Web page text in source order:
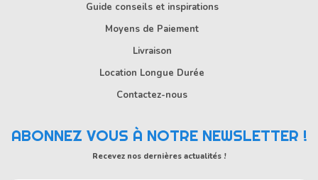
Guide conseils et inspirations
Moyens de Paiement
Livraison
Location Longue Durée
Contactez-nous
ABONNEZ VOUS À NOTRE NEWSLETTER !
Recevez nos dernières actualités !